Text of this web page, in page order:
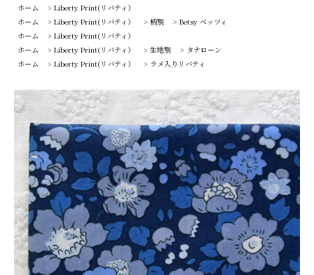
ホーム
> Liberty Print(リバティ）
ホーム
> Liberty Print(リバティ） > 柄別 > Betsy ベッツィ
ホーム
> Liberty Print(リバティ）
ホーム
> Liberty Print(リバティ） > 生地別 > タナローン
ホーム
> Liberty Print(リバティ） > ラメ入りリバティ